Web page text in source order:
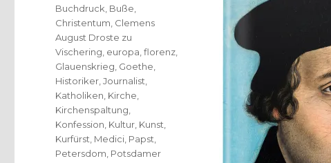
Buchdruck Buße
Christentum Clemens
August Droste zu
Vischering europa ,florenz
Glauenskrieg Goethe
Historiker ,Journalist
Katholiken Kirche
Kirchenspaltung
Konfession Kultur Kunst
Kurfürst Medici Papst
Petersdom Potsdamer